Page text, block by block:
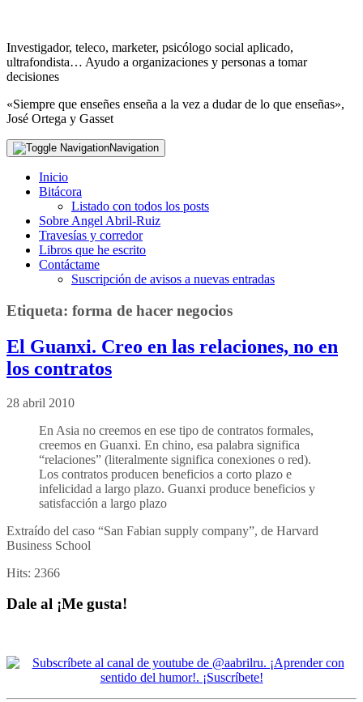
Investigador, teleco, marketer, psicólogo social aplicado,
ultrafondista… Ayudo a organizaciones y personas a tomar
decisiones
«Siempre que enseñes enseña a la vez a dudar de lo que enseñas»,
José Ortega y Gasset
Navigation
Inicio
Bitácora
Listado con todos los posts
Sobre Angel Abril-Ruiz
Travesías y corredor
Libros que he escrito
Contáctame
Suscripción de avisos a nuevas entradas
Etiqueta: forma de hacer negocios
El Guanxi. Creo en las relaciones, no en
los contratos
28 abril 2010
En Asia no creemos en ese tipo de contratos formales,
creemos en Guanxi. En chino, esa palabra significa
“relaciones” (literalmente significa conexiones o red).
Los contratos producen beneficios a corto plazo e
infelicidad a largo plazo. Guanxi produce beneficios y
satisfacción a largo plazo
Extraído del caso “San Fabian supply company”, de Harvard
Business School
Hits: 2366
Dale al ¡Me gusta!